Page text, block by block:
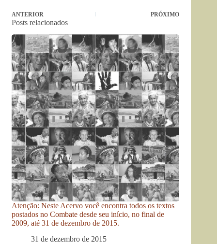
ANTERIOR PRÓXIMO
Posts relacionados
Atenção: Neste Acervo você encontra todos os textos
postados no Combate desde seu início, no final de
2009, até 31 de dezembro de 2015.
31 de dezembro de 2015